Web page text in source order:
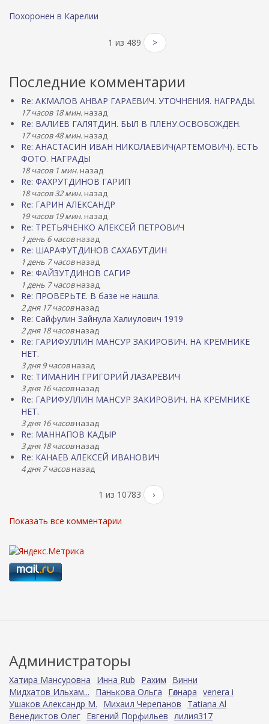
Похоронен в Карелии
1 из 489 >
Последние комментарии
Re: АКМАЛОВ АНВАР ГАРАЕВИЧ. УТОЧНЕНИЯ. НАГРАДЫ.
17 часов 18 мин. назад
Re: ВАЛИЕВ ГАЛЯТДИН. БЫЛ В ПЛЕНУ.ОСВОБОЖДЕН.
17 часов 48 мин. назад
Re: АНАСТАСИН ИВАН НИКОЛАЕВИЧ(АРТЕМОВИЧ). ЕСТЬ
ФОТО. НАГРАДЫ
18 часов 1 мин. назад
Re: ФАХРУТДИНОВ ГАРИП
18 часов 32 мин. назад
Re: ГАРИН АЛЕКСАНДР
19 часов 19 мин. назад
Re: ТРЕТЬЯЧЕНКО АЛЕКСЕЙ ПЕТРОВИЧ
1 день 6 часовназад
Re: ШАРАФУТДИНОВ САХАБУТДИН
1 день 7 часовназад
Re: ФАЙЗУТДИНОВ САГИР
1 день 7 часовназад
Re: ПРОВЕРЬТЕ. В базе не нашла.
2 дня 17 часовназад
Re: Сайфулин Зайнула Халиулович 1919
2 дня 18 часовназад
Re: ГАРИФУЛЛИН МАНСУР ЗАКИРОВИЧ. НА КРЕМНИКЕ
НЕТ.
3 дня 9 часовназад
Re: ТИМАНИН ГРИГОРИЙ ЛАЗАРЕВИЧ
3 дня 16 часовназад
Re: ГАРИФУЛЛИН МАНСУР ЗАКИРОВИЧ. НА КРЕМНИКЕ
НЕТ.
3 дня 16 часовназад
Re: МАННАПОВ КАДЫР
3 дня 18 часовназад
Re: КАНАЕВ АЛЕКСЕЙ ИВАНОВИЧ
4 дня 7 часовназад
1 из 10783 ›
Показать все комментарии
Администраторы
Хатира Мансуровна Инна Rub Рахим
Винни
Мидхатов Ильхам...
Панькова Ольга Гөлнара venera i
Ушаков Александр М.
Михаил Черепанов
Tatiana Al
Венедиктов Олег Евгений Порфильев лилия317